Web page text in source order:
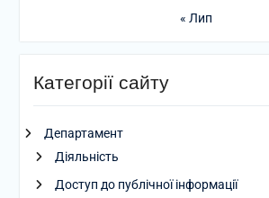
« Лип
Категорії сайту
Департамент
Діяльність
Доступ до публічної інформації